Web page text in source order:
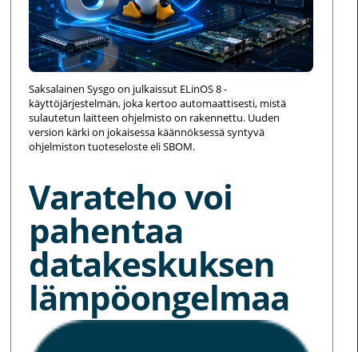
Saksalainen Sysgo on julkaissut ELinOS 8 -
käyttöjärjestelmän, joka kertoo automaattisesti, mistä
sulautetun laitteen ohjelmisto on rakennettu. Uuden
version kärki on jokaisessa käännöksessä syntyvä
ohjelmiston tuoteseloste eli SBOM.
Varateho voi
pahentaa
datakeskuksen
lämpöongelmaa